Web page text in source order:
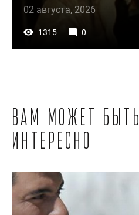
02 августа, 2026
1315 0
Вам может быть
интересно